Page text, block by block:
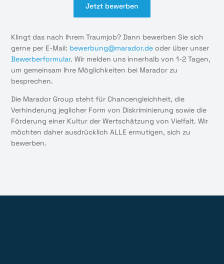
Jetzt bewerben
Klingt das nach Ihrem Traumjob? Dann bewerben Sie sich
gerne per E-Mail: bewerbung@marador.de oder über unser
Bewerberformular. Wir melden uns innerhalb von 1-2 Tagen,
um gemeinsam Ihre Möglichkeiten bei Marador zu
besprechen.
Die Marador Group steht für Chancengleichheit, die
Verhinderung jeglicher Form von Diskriminierung sowie die
Förderung einer Kultur der Wertschätzung von Vielfalt. Wir
möchten daher ausdrücklich ALLE ermutigen, sich zu
bewerben.